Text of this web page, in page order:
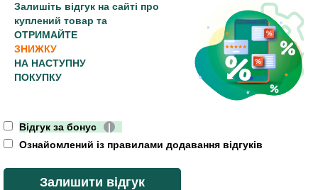
Залишіть відгук на сайті про
куплений товар та
ОТРИМАЙТЕ
ЗНИЖКУ
НА НАСТУПНУ
ПОКУПКУ
Відгук за бонус
|
Ознайомлений із правилами додавання відгуків